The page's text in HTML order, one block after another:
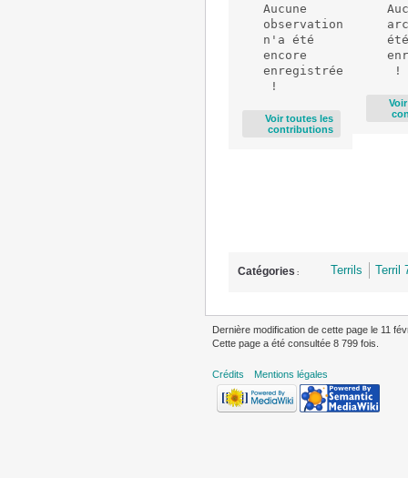
Aucune
observation
n'a été
encore
enregistrée
Voir toutes les
contributions
Catégories : Terrils Terril
Dernière modification de cette page le 11
Cette page a été consultée 8 799 fois.
Crédits Mentions légales